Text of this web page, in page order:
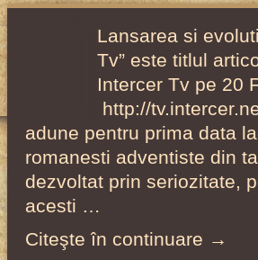
Lansarea si
Tv” este titlul
Intercer Tv pe 20
http://
adune pentru prima data
romanesti adventiste din
dezvoltat prin seriozitate,
acesti …
Citeşte în continuare →